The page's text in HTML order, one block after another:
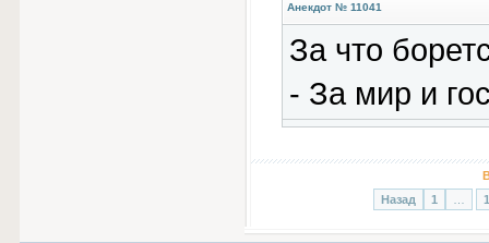
Анекдот № 11041
За что
- За мир и
Назад
1